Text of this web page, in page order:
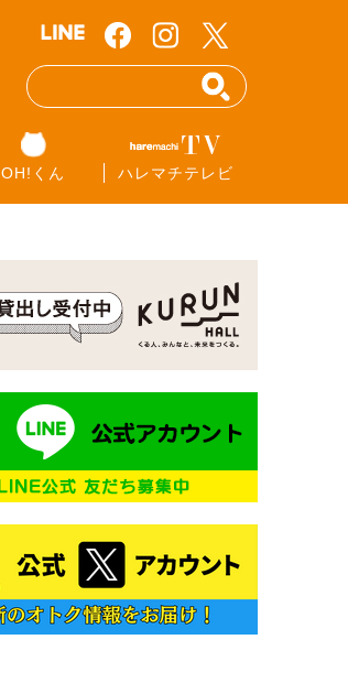
OH!くん ハレマチテレビ